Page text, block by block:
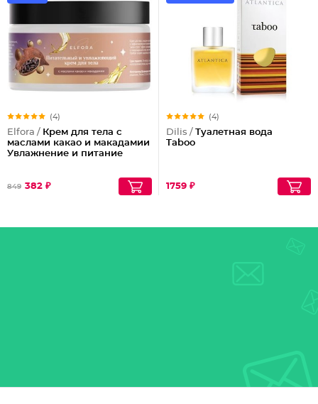
(4)
Elfora / Крем для тела с
маслами какао и макадамии
Увлажнение и питание
849 382 ₽
(4)
Dilis / Туалетная вода
Taboo
1759 ₽